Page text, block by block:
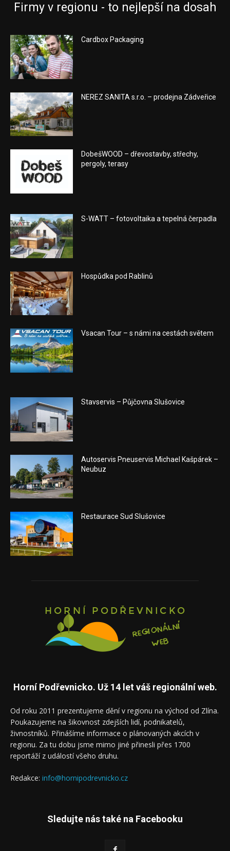
Firmy v regionu - to nejlepší na dosah
Cardbox Packaging
NEREZ SANITA s.r.o. – prodejna Zádveřice
DobešWOOD – dřevostavby, střechy,
pergoly, terasy
S-WATT – fotovoltaika a tepelná čerpadla
Hospůdka pod Rablinů
Vsacan Tour – s námi na cestách světem
Stavservis – Půjčovna Slušovice
Autoservis Pneuservis Michael Kašpárek –
Neubuz
Restaurace Sud Slušovice
Horní Podřevnicko. Už 14 let váš regionální web.
Od roku 2011 prezentujeme dění v regionu na východ od Zlína.
Poukazujeme na šikovnost zdejších lidí, podnikatelů,
živnostníků. Přinášíme informace o plánovaných akcích v
regionu. Za tu dobu jsme mimo jiné přinesli přes 1700
reportáží z událostí všeho druhu.
Redakce: info@hornipodrevnicko.cz
Sledujte nás také na Facebooku